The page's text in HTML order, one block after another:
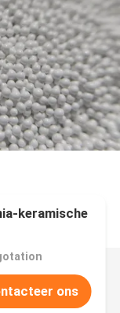
keramische
ons